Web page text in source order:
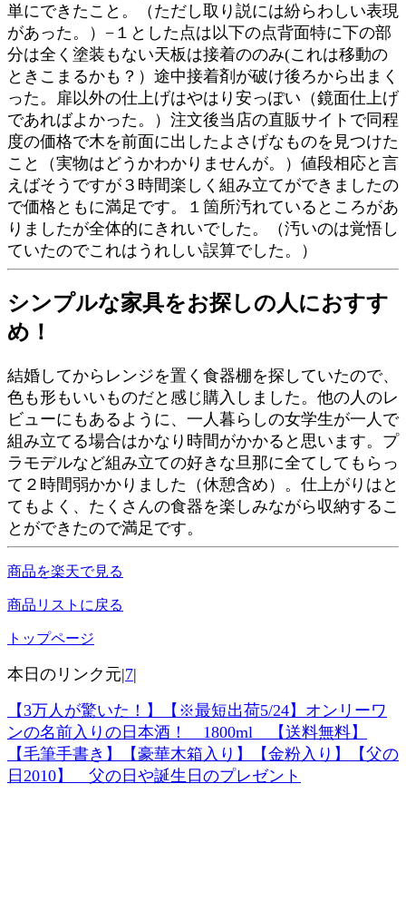
単にできたこと。（ただし取り説には紛らわしい表現
があった。）−１とした点は以下の点背面特に下の部
分は全く塗装もない天板は接着ののみ(これは移動の
ときこまるかも？）途中接着剤が破け後ろから出まく
った。扉以外の仕上げはやはり安っぽい（鏡面仕上げ
であればよかった。）注文後当店の直販サイトで同程
度の価格で木を前面に出したよさげなものを見つけた
こと（実物はどうかわかりませんが。）値段相応と言
えばそうですが３時間楽しく組み立てができましたの
で価格ともに満足です。１箇所汚れているところがあ
りましたが全体的にきれいでした。（汚いのは覚悟し
ていたのでこれはうれしい誤算でした。）
シンプルな家具をお探しの人におすす
め！
結婚してからレンジを置く食器棚を探していたので、
色も形もいいものだと感じ購入しました。他の人のレ
ビューにもあるように、一人暮らしの女学生が一人で
組み立てる場合はかなり時間がかかると思います。プ
ラモデルなど組み立ての好きな旦那に全てしてもらっ
て２時間弱かかりました（休憩含め）。仕上がりはと
てもよく、たくさんの食器を楽しみながら収納するこ
とができたので満足です。
商品を楽天で見る
商品リストに戻る
トップページ
本日のリンク元|7|
【3万人が驚いた！】【※最短出荷5/24】オンリーワ
ンの名前入りの日本酒！ 1800ml 【送料無料】
【毛筆手書き】【豪華木箱入り】【金粉入り】【父の
日2010】 父の日や誕生日のプレゼント